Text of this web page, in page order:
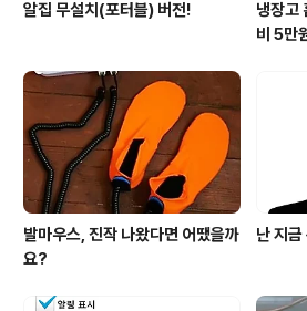
알집 무설치(포터블) 버전!
냉장고
비 5만
발마우스, 진작 나왔다면 어땠을까
요?
난 지